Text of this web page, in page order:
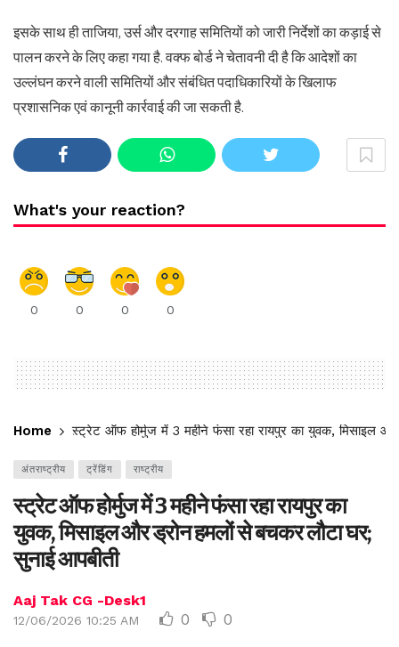
इसके साथ ही ताजिया, उर्स और दरगाह समितियों को जारी निर्देशों का कड़ाई से
पालन करने के लिए कहा गया है. वक्फ बोर्ड ने चेतावनी दी है कि आदेशों का
उल्लंघन करने वाली समितियों और संबंधित पदाधिकारियों के खिलाफ
प्रशासनिक एवं कानूनी कार्रवाई की जा सकती है.
What's your reaction?
0 0 0 0
Home स्ट्रेट ऑफ होर्मुज में 3 महीने फंसा रहा रायपुर का युवक, मिसाइल
अंतराष्ट्रीय ट्रेंडिंग राष्ट्रीय
स्ट्रेट ऑफ होर्मुज में 3 महीने फंसा रहा रायपुर का
युवक, मिसाइल और ड्रोन हमलों से बचकर लौटा घर;
सुनाई आपबीती
Aaj Tak CG -Desk1
12/06/2026 10:25 AM 0 0